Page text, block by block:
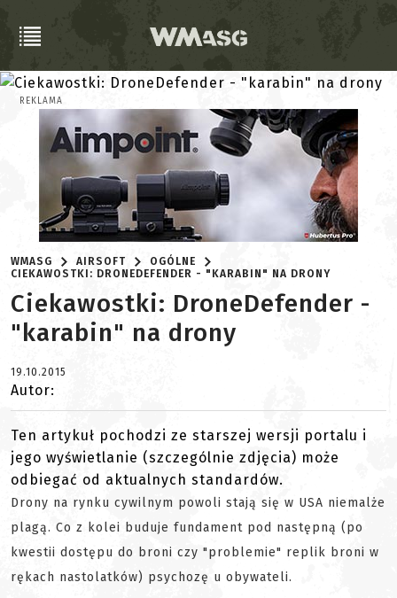
REKLAMA
WMASG AIRSOFT
OGÓLNE
CIEKAWOSTKI: DRONEDEFENDER - "KARABIN" NA DRONY
Ciekawostki: DroneDefender -
"karabin" na drony
19.10.2015
Autor:
Ten artykuł pochodzi ze starszej wersji portalu i
jego wyświetlanie (szczególnie zdjęcia) może
odbiegać od aktualnych standardów.
Drony na rynku cywilnym powoli stają się w USA niemalże
plagą. Co z kolei buduje fundament pod następną (po
kwestii dostępu do broni czy "problemie" replik broni w
rękach nastolatków) psychozę u obywateli.